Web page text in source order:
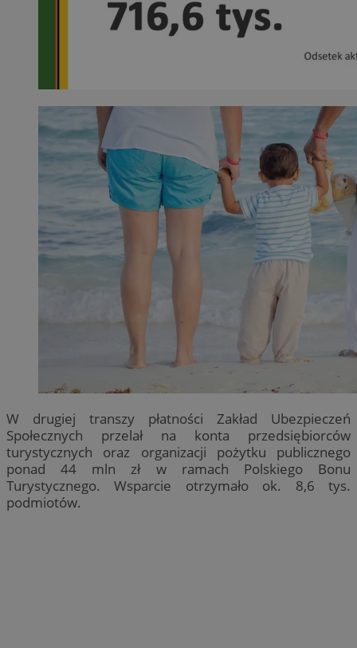
W drugiej transzy płatności Zakład Ubezpieczeń
Społecznych przelał na konta przedsiębiorców
turystycznych oraz organizacji pożytku publicznego
ponad 44 mln zł w ramach Polskiego Bonu
Turystycznego. Wsparcie otrzymało ok. 8,6 tys.
podmiotów.